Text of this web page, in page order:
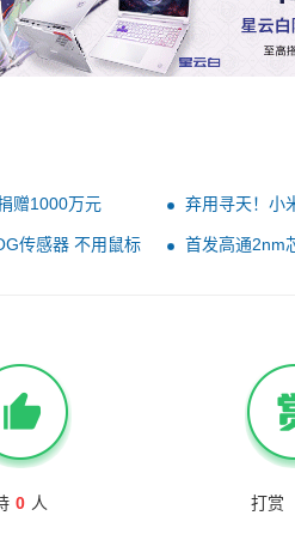
赠1000万元 弃用寻天！小
传感器 不用鼠标
首发高通2nm
0 人 打赏